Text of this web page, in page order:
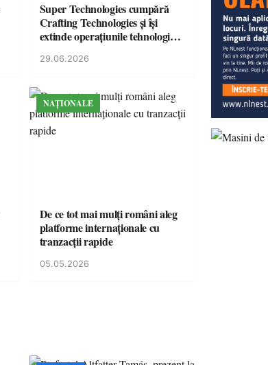
Super Technologies cumpără
Crafting Technologies și își
extinde operațiunile tehnologice
29.06.2026
NAȚIONALE
De ce tot mai mulți români aleg
platforme internaționale cu
tranzacții rapide
05.05.2026